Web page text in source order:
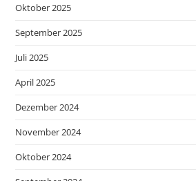
Oktober 2025
September 2025
Juli 2025
April 2025
Dezember 2024
November 2024
Oktober 2024